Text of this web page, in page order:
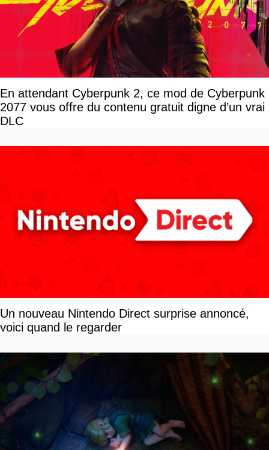
En attendant Cyberpunk 2, ce mod de Cyberpunk
2077 vous offre du contenu gratuit digne d’un vrai
DLC
Un nouveau Nintendo Direct surprise annoncé,
voici quand le regarder